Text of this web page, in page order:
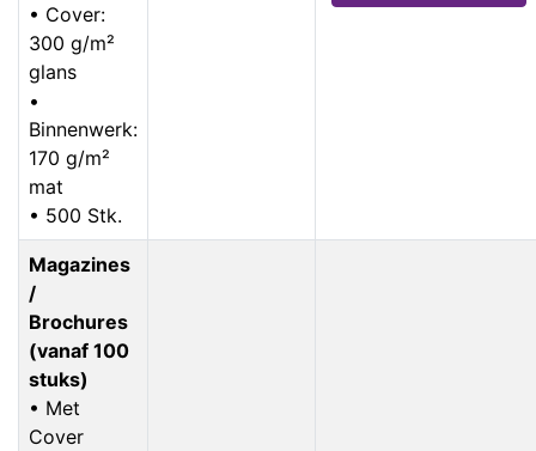
• Cover:
300 g/m²
glans
•
Binnenwerk:
170 g/m²
mat
• 500 Stk.
Magazines
/
Brochures
(vanaf 100
stuks)
• Met
Cover